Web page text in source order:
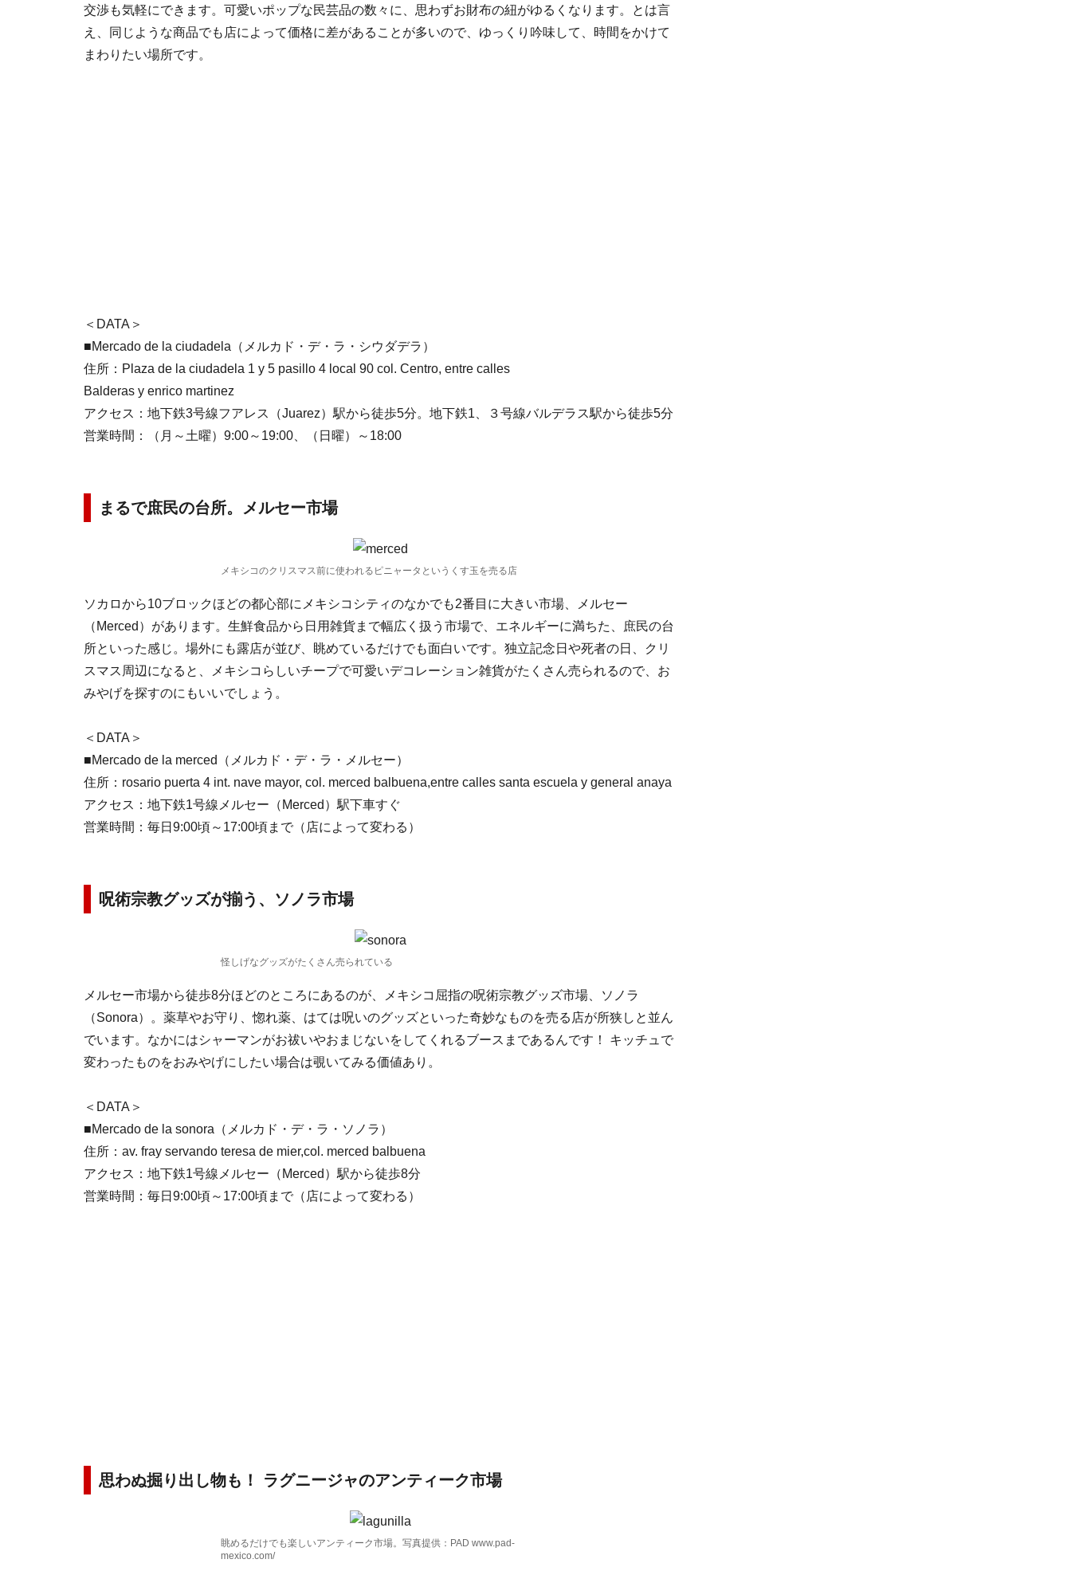
交渉も気軽にできます。可愛いポップな民芸品の数々に、思わずお財布の紐がゆるくなります。とは言
え、同じような商品でも店によって価格に差があることが多いので、ゆっくり吟味して、時間をかけて
まわりたい場所です。
＜DATA＞
■Mercado de la ciudadela（メルカド・デ・ラ・シウダデラ）
住所：Plaza de la ciudadela 1 y 5 pasillo 4 local 90 col. Centro, entre calles
Balderas y enrico martinez
アクセス：地下鉄3号線フアレス（Juarez）駅から徒歩5分。地下鉄1、３号線バルデラス駅から徒歩5分
営業時間：（月～土曜）9:00～19:00、（日曜）～18:00
まるで庶民の台所。メルセー市場
メキシコのクリスマス前に使われるピニャータというくす玉を売る店
ソカロから10ブロックほどの都心部にメキシコシティのなかでも2番目に大きい市場、メルセー
（Merced）があります。生鮮食品から日用雑貨まで幅広く扱う市場で、エネルギーに満ちた、庶民の台
所といった感じ。場外にも露店が並び、眺めているだけでも面白いです。独立記念日や死者の日、クリ
スマス周辺になると、メキシコらしいチープで可愛いデコレーション雑貨がたくさん売られるので、お
みやげを探すのにもいいでしょう。
＜DATA＞
■Mercado de la merced（メルカド・デ・ラ・メルセー）
住所：rosario puerta 4 int. nave mayor, col. merced balbuena,entre calles santa escuela y general anaya
アクセス：地下鉄1号線メルセー（Merced）駅下車すぐ
営業時間：毎日9:00頃～17:00頃まで（店によって変わる）
呪術宗教グッズが揃う、ソノラ市場
怪しげなグッズがたくさん売られている
メルセー市場から徒歩8分ほどのところにあるのが、メキシコ屈指の呪術宗教グッズ市場、ソノラ
（Sonora）。薬草やお守り、惚れ薬、はては呪いのグッズといった奇妙なものを売る店が所狭しと並ん
でいます。なかにはシャーマンがお祓いやおまじないをしてくれるブースまであるんです！ キッチュで
変わったものをおみやげにしたい場合は覗いてみる価値あり。
＜DATA＞
■Mercado de la sonora（メルカド・デ・ラ・ソノラ）
住所：av. fray servando teresa de mier,col. merced balbuena
アクセス：地下鉄1号線メルセー（Merced）駅から徒歩8分
営業時間：毎日9:00頃～17:00頃まで（店によって変わる）
思わぬ掘り出し物も！ ラグニージャのアンティーク市場
眺めるだけでも楽しいアンティーク市場。写真提供：PAD www.pad-
mexico.com/